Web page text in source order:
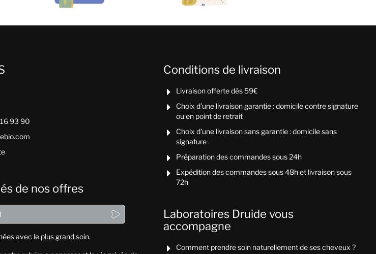
93 90
de nos offres

avec le plus grand soin.
Conditions de livraison
 Livraison offerte dès 59€

Choix d’une livraison garantie : domicile contre signature
ou en point de retrait

Choix d’une livraison sans garantie : domicile sans
signature
 Préparation des commandes sous 24h

Expédition des commandes sous 48h et livraison sous
72h
Laboratoires Druide vous
accompagne
 Comment prendre soin naturellement de ses cheveux ?